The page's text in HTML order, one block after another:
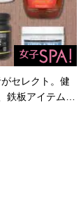
セレクト。健
鉄板アイテム…